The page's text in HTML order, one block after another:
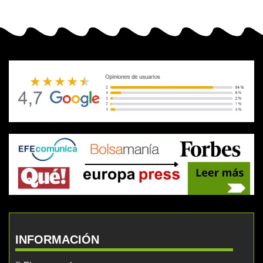
INFORMACIÓN